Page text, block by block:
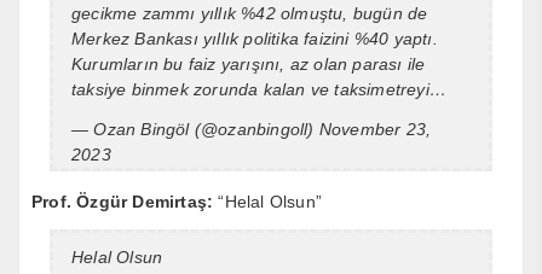
gecikme zammı yıllık %42 olmuştu, bugün de
Merkez Bankası yıllık politika faizini %40 yaptı.
Kurumların bu faiz yarışını, az olan parası ile
taksiye binmek zorunda kalan ve taksimetreyi…
— Ozan Bingöl (@ozanbingoll) November 23,
2023
Prof. Özgür Demirtaş: “Helal Olsun”
Helal Olsun